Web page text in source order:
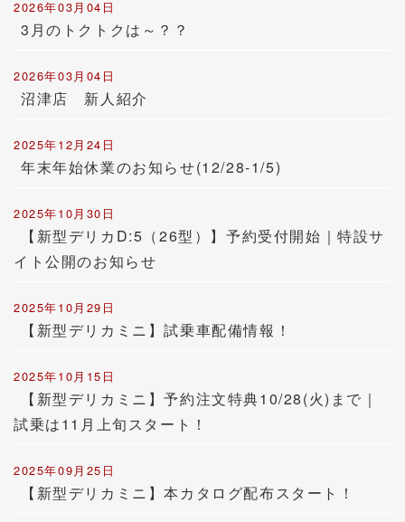
2026年03月04日
3月のトクトクは～？？
2026年03月04日
沼津店 新人紹介
2025年12月24日
年末年始休業のお知らせ(12/28-1/5)
2025年10月30日
【新型デリカD:5（26型）】予約受付開始｜特設サ
イト公開のお知らせ
2025年10月29日
【新型デリカミニ】試乗車配備情報！
2025年10月15日
【新型デリカミニ】予約注文特典10/28(火)まで｜
試乗は11月上旬スタート！
2025年09月25日
【新型デリカミニ】本カタログ配布スタート！